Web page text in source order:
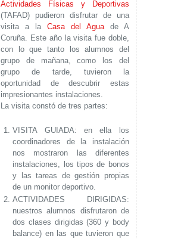
Actividades Físicas y Deportivas
(TAFAD) pudieron disfrutar de una
visita a laCasa del Aguade A
Coruña. Este año la visita fue doble,
con lo que tanto los alumnos del
grupo de mañana, como los del
grupo de tarde, tuvieron la
oportunidad de descubrir estas
impresionantes instalaciones.
La visita constó de tres partes:
VISITA GUIADA: en ella los
coordinadores de la instalación
nos mostraron las diferentes
instalaciones, los tipos de bonos
y las tareas de gestión propias
de un monitor deportivo.
ACTIVIDADES DIRIGIDAS:
nuestros alumnos disfrutaron de
dos clases dirigidas (360 y body
balance) en las que tuvieron que